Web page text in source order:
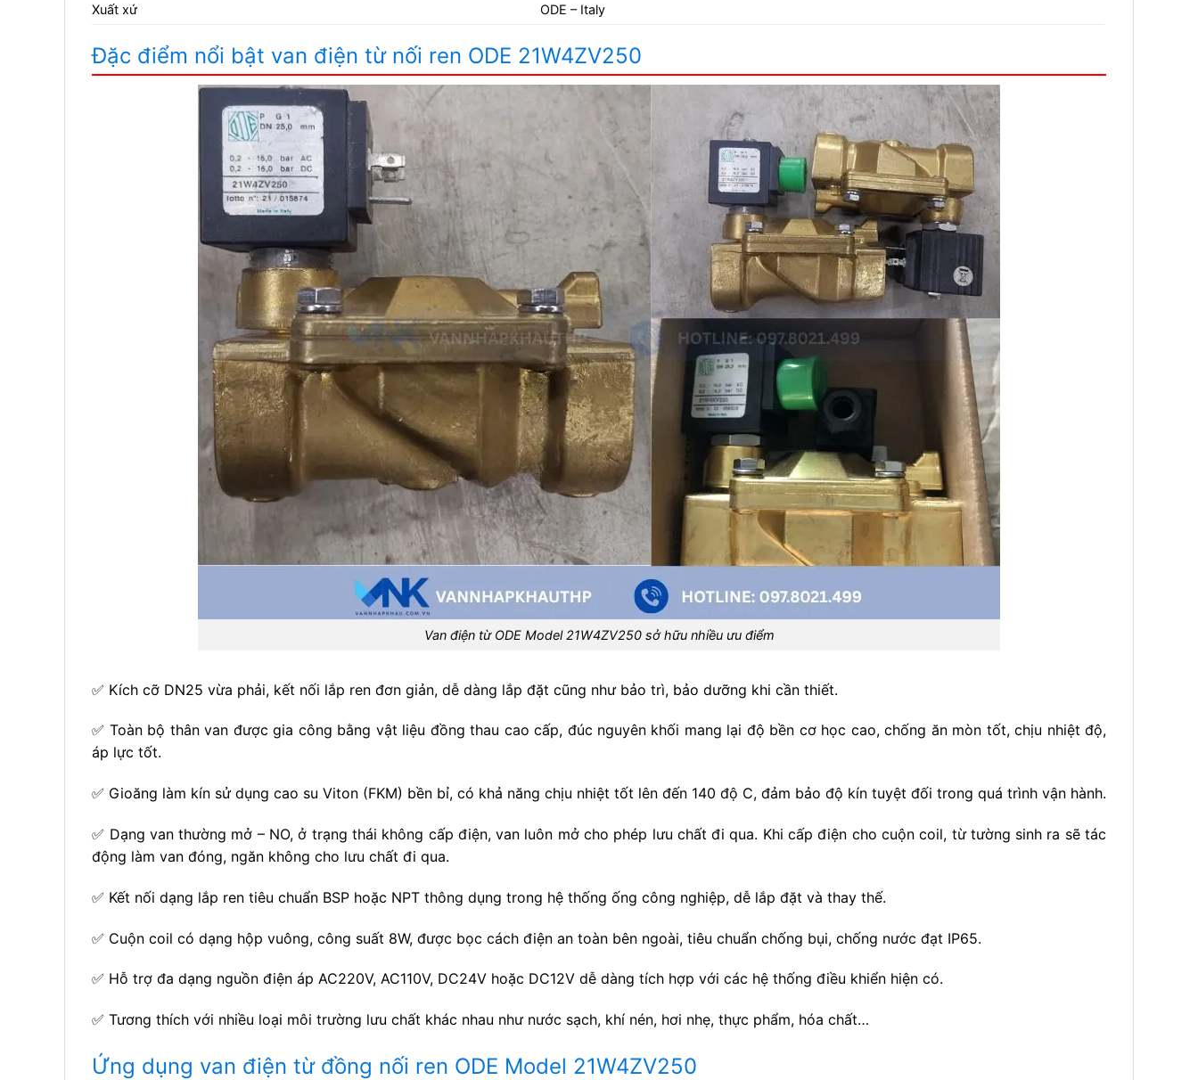
Xuất xứ
ODE – Italy
Đặc điểm nổi bật van điện từ nối ren ODE 21W4ZV250
Van điện từ ODE Model 21W4ZV250 sở hữu nhiều ưu điểm
✅ Kích cỡ DN25 vừa phải, kết nối lắp ren đơn giản, dễ dàng lắp đặt cũng như bảo trì, bảo dưỡng khi cần thiết.
✅ Toàn bộ thân van được gia công bằng vật liệu đồng thau cao cấp, đúc nguyên khối mang lại độ bền cơ học cao, chống ăn mòn tốt, chịu nhiệt độ,
áp lực tốt.
✅ Gioăng làm kín sử dụng cao su Viton (FKM) bền bỉ, có khả năng chịu nhiệt tốt lên đến 140 độ C, đảm bảo độ kín tuyệt đối trong quá trình vận hành.
✅ Dạng van thường mở – NO, ở trạng thái không cấp điện, van luôn mở cho phép lưu chất đi qua. Khi cấp điện cho cuộn coil, từ tường sinh ra sẽ tác
động làm van đóng, ngăn không cho lưu chất đi qua.
✅ Kết nối dạng lắp ren tiêu chuẩn BSP hoặc NPT thông dụng trong hệ thống ống công nghiệp, dễ lắp đặt và thay thế.
✅ Cuộn coil có dạng hộp vuông, công suất 8W, được bọc cách điện an toàn bên ngoài, tiêu chuẩn chống bụi, chống nước đạt IP65.
✅ Hỗ trợ đa dạng nguồn điện áp AC220V, AC110V, DC24V hoặc DC12V dễ dàng tích hợp với các hệ thống điều khiển hiện có.
✅ Tương thích với nhiều loại môi trường lưu chất khác nhau như nước sạch, khí nén, hơi nhẹ, thực phẩm, hóa chất…
Ứng dụng van điện từ đồng nối ren ODE Model 21W4ZV250